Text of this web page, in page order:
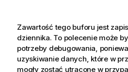
Zawartość tego buforu jest
dziennika. To polecenie może
potrzeby debugowania,
uzyskiwanie danych, które w
mogły zostać utracone w